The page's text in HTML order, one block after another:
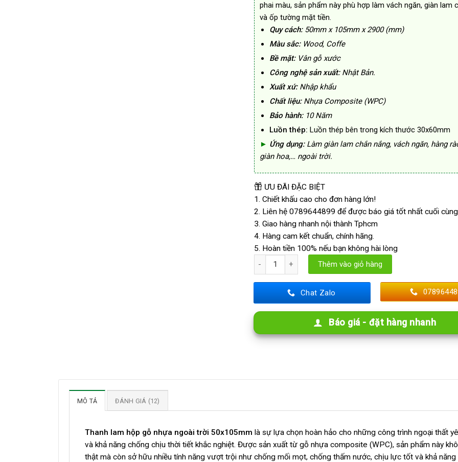
phai màu, sản phẩm này phù hợp làm vách ngăn, giàn lam
và ốp tường mặt tiền.
Quy cách: 50mm x 105mm x 2900 (mm)
Màu sắc: Wood, Coffe
Bề mặt: Vân gỗ xước
Công nghệ sản xuất: Nhật Bản.
Xuất xứ: Nhập khẩu
Chất liệu: Nhựa Composite (WPC)
Bảo hành: 10 Năm
Luồn thép: Luồn thép bên trong kích thước 30x60mm
► Ứng dụng: Làm giàn lam chắn nắng, vách ngăn, hàng
giàn hoa,… ngoài trời.
ƯU ĐÃI ĐẶC BIỆT
1. Chiết khấu cao cho đơn hàng lớn!
2. Liên hệ 0789644899 để được báo giá tốt nhất cuối
3. Giao hàng nhanh nội thành Tphcm
4. Hàng cam kết chuẩn, chính hãng.
5. Hoàn tiền 100% nếu bạn không hài lòng
Thanh Lam Hộp Gỗ Nhựa Ngoài Trời 50x105mm số lượng
Thêm vào giỏ hàng
Chat Zalo
Báo giá - đặt hàng nhanh
MÔ TẢ ĐÁNH GIÁ (12)
Thanh lam hộp gỗ nhựa ngoài trời 50x105mm là sự lựa chọn hoàn hảo cho những công trình ngoại thất
và khả năng chống chịu thời tiết khắc nghiệt. Được sản xuất từ gỗ nhựa composite (WPC), sản phẩm này
thật mà còn sở hữu nhiều tính năng vượt trội như chống mối mọt, chống thấm nước, chịu lực tốt và khả